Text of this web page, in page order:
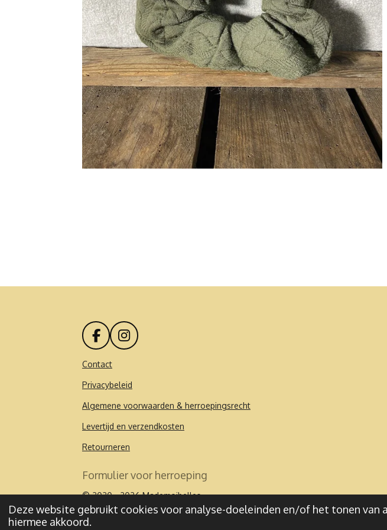
Deze website gebruikt cookies voor analyse-doeleinden en/of het tonen
hiermee akkoord.
F
a
c
b
o
k
I
n
a
g
a
Contact
Privacybeleid
Algemene voorwaarden & herroepingsrecht
Levertijd en verzendkosten
Retourneren
Formulier voor herroeping
© 2020 - 2026 Mademoibelles